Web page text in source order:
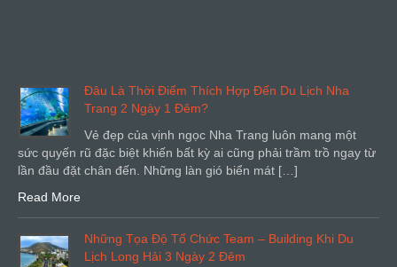
Đâu Là Thời Điểm Thích Hợp Đến Du Lịch Nha
Trang 2 Ngày 1 Đêm?
Vẻ đẹp của vịnh ngọc Nha Trang luôn mang một
sức quyến rũ đặc biệt khiến bất kỳ ai cũng phải trầm trồ ngay từ
lần đầu đặt chân đến. Những làn gió biển mát […]
Read More
Những Tọa Độ Tổ Chức Team – Building Khi Du
Lịch Long Hải 3 Ngày 2 Đêm